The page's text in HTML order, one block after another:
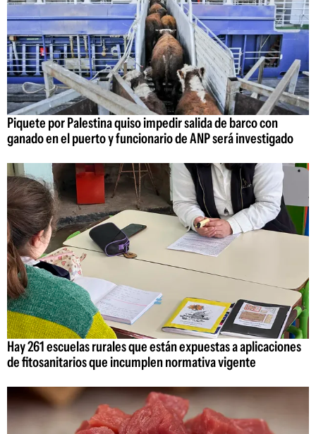
Piquete por Palestina quiso impedir salida de barco con
ganado en el puerto y funcionario de ANP será investigado
Hay 261 escuelas rurales que están expuestas a aplicaciones
de fitosanitarios que incumplen normativa vigente